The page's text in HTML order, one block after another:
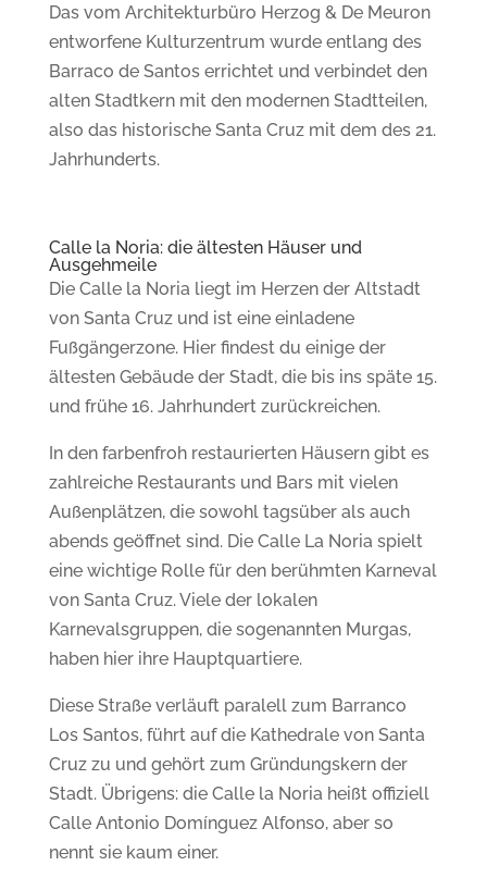
Das vom Architekturbüro Herzog & De Meuron
entworfene Kulturzentrum wurde entlang des
Barraco de Santos errichtet und verbindet den
alten Stadtkern mit den modernen Stadtteilen,
also das historische Santa Cruz mit dem des 21.
Jahrhunderts.
Calle la Noria: die ältesten Häuser und
Ausgehmeile
Die Calle la Noria liegt im Herzen der Altstadt
von Santa Cruz und ist eine einladene
Fußgängerzone. Hier findest du einige der
ältesten Gebäude der Stadt, die bis ins späte 15.
und frühe 16. Jahrhundert zurückreichen.
In den farbenfroh restaurierten Häusern gibt es
zahlreiche Restaurants und Bars mit vielen
Außenplätzen, die sowohl tagsüber als auch
abends geöffnet sind. Die Calle La Noria spielt
eine wichtige Rolle für den berühmten Karneval
von Santa Cruz. Viele der lokalen
Karnevalsgruppen, die sogenannten Murgas,
haben hier ihre Hauptquartiere.
Diese Straße verläuft paralell zum Barranco
Los Santos, führt auf die Kathedrale von Santa
Cruz zu und gehört zum Gründungskern der
Stadt. Übrigens: die Calle la Noria heißt offiziell
Calle Antonio Domínguez Alfonso, aber so
nennt sie kaum einer.